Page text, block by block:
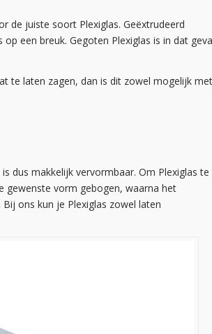
de juiste soort Plexiglas. Geëxtrudeerd
een breuk. Gegoten Plexiglas is in dat
te laten zagen, dan is dit zowel mogelijk met
dus makkelijk vervormbaar. Om Plexiglas te
gewenste vorm gebogen, waarna het
ons kun je Plexiglas zowel laten